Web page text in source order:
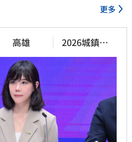
更多
高雄
2026城鎮韌
性演習